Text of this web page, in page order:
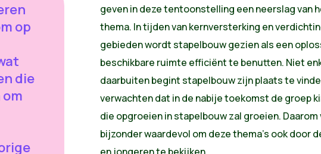
op
die
geven in deze tentoonstelling een neerslag van
thema. In tijden van kernversterking en
gebieden wordt stapelbouw gezien als een
beschikbare ruimte efficiënt te benutten. Niet
daarbuiten begint stapelbouw zijn plaats te
verwachten dat in de nabije toekomst de groep
die opgroeien in stapelbouw zal groeien. Daarom
bijzonder waardevol om deze thema’s ook door